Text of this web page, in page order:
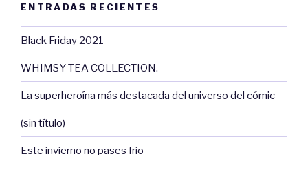
ENTRADAS RECIENTES
Black Friday 2021
WHIMSY TEA COLLECTION.
La superheroína más destacada del universo del cómic
(sin título)
Este invierno no pases frio